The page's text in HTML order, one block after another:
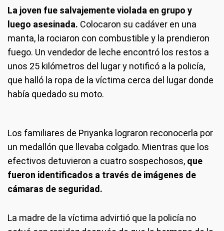
La joven fue salvajemente violada en grupo y
luego asesinada. Colocaron su cadáver en una
manta, la rociaron con combustible y la prendieron
fuego. Un vendedor de leche encontró los restos a
unos 25 kilómetros del lugar y notificó a la policía,
que halló la ropa de la víctima cerca del lugar donde
había quedado su moto.
Los familiares de Priyanka lograron reconocerla por
un medallón que llevaba colgado. Mientras que los
efectivos detuvieron a cuatro sospechosos, que
fueron identificados a través de imágenes de
cámaras de seguridad.
La madre de la víctima advirtió que la policía no